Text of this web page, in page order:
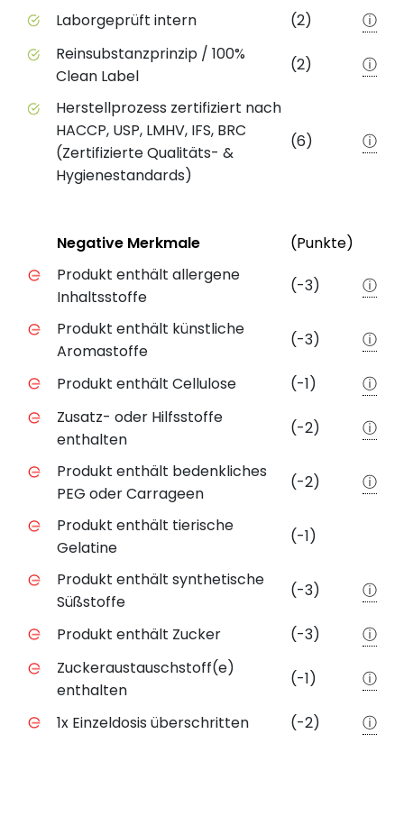
Laborgeprüft intern (2)
ⓘ
Reinsubstanzprinzip / 100%
Clean Label
(2) ⓘ
Herstellprozess zertifiziert nach
HACCP, USP, LMHV, IFS, BRC
(Zertifizierte Qualitäts- &
Hygienestandards)
(6) ⓘ
Negative Merkmale des Produkts mit Punkteabzug
StatusNegative Merkmale (Punkte)
Produkt enthält allergene
Inhaltsstoffe
(-3) ⓘ
Produkt enthält künstliche
Aromastoffe
(-3) ⓘ
Produkt enthält Cellulose (-1)
ⓘ
Zusatz- oder Hilfsstoffe
enthalten
(-2) ⓘ
Produkt enthält bedenkliches
PEG oder Carrageen
(-2) ⓘ
Produkt enthält tierische
Gelatine
(-1)
Produkt enthält synthetische
Süßstoffe
(-3) ⓘ
Produkt enthält Zucker (-3)
ⓘ
Zuckeraustauschstoff(e)
enthalten
(-1) ⓘ
1x Einzeldosis überschritten (-2) ⓘ